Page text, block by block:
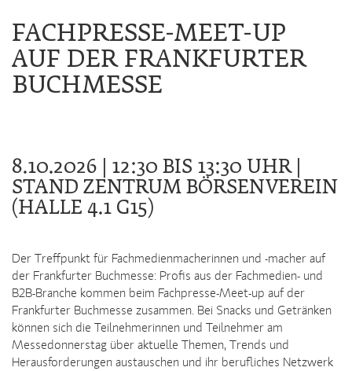
FACHPRESSE-MEET-UP
AUF DER FRANKFURTER
BUCHMESSE
8.10.2026 | 12:30 BIS 13:30 UHR |
STAND ZENTRUM BÖRSENVEREIN
(HALLE 4.1 G15)
Der Treffpunkt für Fachmedienmacherinnen und -macher auf
der Frankfurter Buchmesse: Profis aus der Fachmedien- und
B2B-Branche kommen beim Fachpresse-Meet-up auf der
Frankfurter Buchmesse zusammen. Bei Snacks und Getränken
können sich die Teilnehmerinnen und Teilnehmer am
Messedonnerstag über aktuelle Themen, Trends und
Herausforderungen austauschen und ihr berufliches Netzwerk